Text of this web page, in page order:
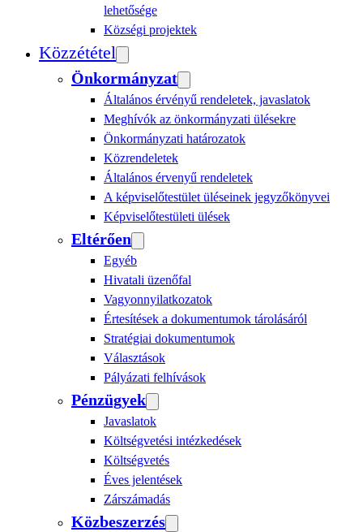
lehetősége
Községi projektek
Közzététel
Önkormányzat
Általános érvényű rendeletek, javaslatok
Meghívók az önkormányzati ülésekre
Önkormányzati határozatok
Közrendeletek
Általános érvenyű rendeletek
A képviselőtestület üléseinek jegyzőkönyvei
Képviselőtestületi ülések
Eltérően
Egyéb
Hivatali üzenőfal
Vagyonnyilatkozatok
Értesítések a dokumentumok tárolásáról
Stratégiai dokumentumok
Választások
Pályázati felhívások
Pénzügyek
Javaslatok
Költségvetési intézkedések
Költségvetés
Éves jelentések
Zárszámadás
Közbeszerzés